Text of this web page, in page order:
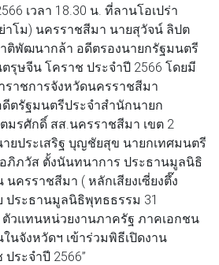
เวลา 18.30 น. ที่ลานโอเปร่า
าโม) นครราชสีมา นายสุวัจน์ ลิปต
ติพัฒนากล้า อดีตรองนายกรัฐมนตรี
รุษจีน โคราช ประจำปี 2566 โดยมี
ราชการจังหวัดนครราชสีมา
ตรัฐมนตรีประจำสำนักนายก
มรศักดิ์ สส.นครราชสีมา เขต 2
ประเสริฐ บุญชัยสุข นายกเทศมนตรี
ภิภวัส ตั้งนันทนาการ ประธานมูลนิธิ
นครราชสีมา ( หลักเสียงเซี่ยงตึ๊ง
ประธานมูลนิธิพุทธธรรม 31
วแทนหน่วยงานภาครัฐ ภาคเอกชน
นจังหวัดฯ เข้าร่วมพิธีเปิดงาน
ระจำปี 2566”